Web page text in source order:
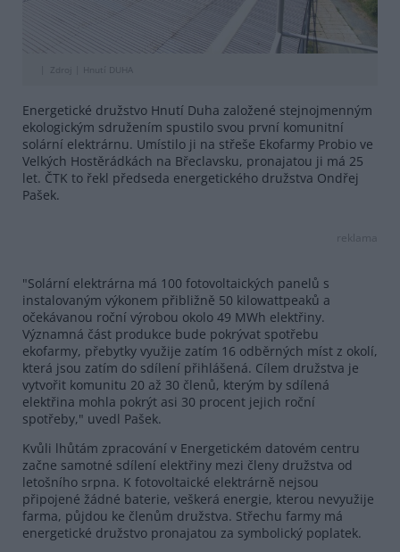
Zdroj | Hnutí DUHA
Energetické družstvo Hnutí Duha založené stejnojmenným
ekologickým sdružením spustilo svou první komunitní
solární elektrárnu. Umístilo ji na střeše Ekofarmy Probio ve
Velkých Hostěrádkách na Břeclavsku, pronajatou ji má 25
let. ČTK to řekl předseda energetického družstva Ondřej
Pašek.
reklama
"Solární elektrárna má 100 fotovoltaických panelů s
instalovaným výkonem přibližně 50 kilowattpeaků a
očekávanou roční výrobou okolo 49 MWh elektřiny.
Významná část produkce bude pokrývat spotřebu
ekofarmy, přebytky využije zatím 16 odběrných míst z okolí,
která jsou zatím do sdílení přihlášená. Cílem družstva je
vytvořit komunitu 20 až 30 členů, kterým by sdílená
elektřina mohla pokrýt asi 30 procent jejich roční
spotřeby," uvedl Pašek.
Kvůli lhůtám zpracování v Energetickém datovém centru
začne samotné sdílení elektřiny mezi členy družstva od
letošního srpna. K fotovoltaické elektrárně nejsou
připojené žádné baterie, veškerá energie, kterou nevyužije
farma, půjdou ke členům družstva. Střechu farmy má
energetické družstvo pronajatou za symbolický poplatek.